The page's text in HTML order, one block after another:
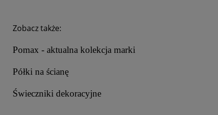
Zobacz także:
Pomax - aktualna kolekcja marki
Półki na ścianę
Świeczniki dekoracyjne